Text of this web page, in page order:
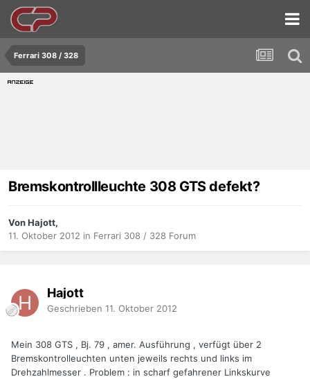
Ferrari 308 / 328
Bremskontrollleuchte 308 GTS defekt?
Von Hajott,
11. Oktober 2012 in Ferrari 308 / 328 Forum
Hajott
Geschrieben 11. Oktober 2012
Mein 308 GTS , Bj. 79 , amer. Ausführung , verfügt über 2
Bremskontrolleuchten unten jeweils rechts und links im
Drehzahlmesser . Problem : in scharf gefahrener Linkskurve